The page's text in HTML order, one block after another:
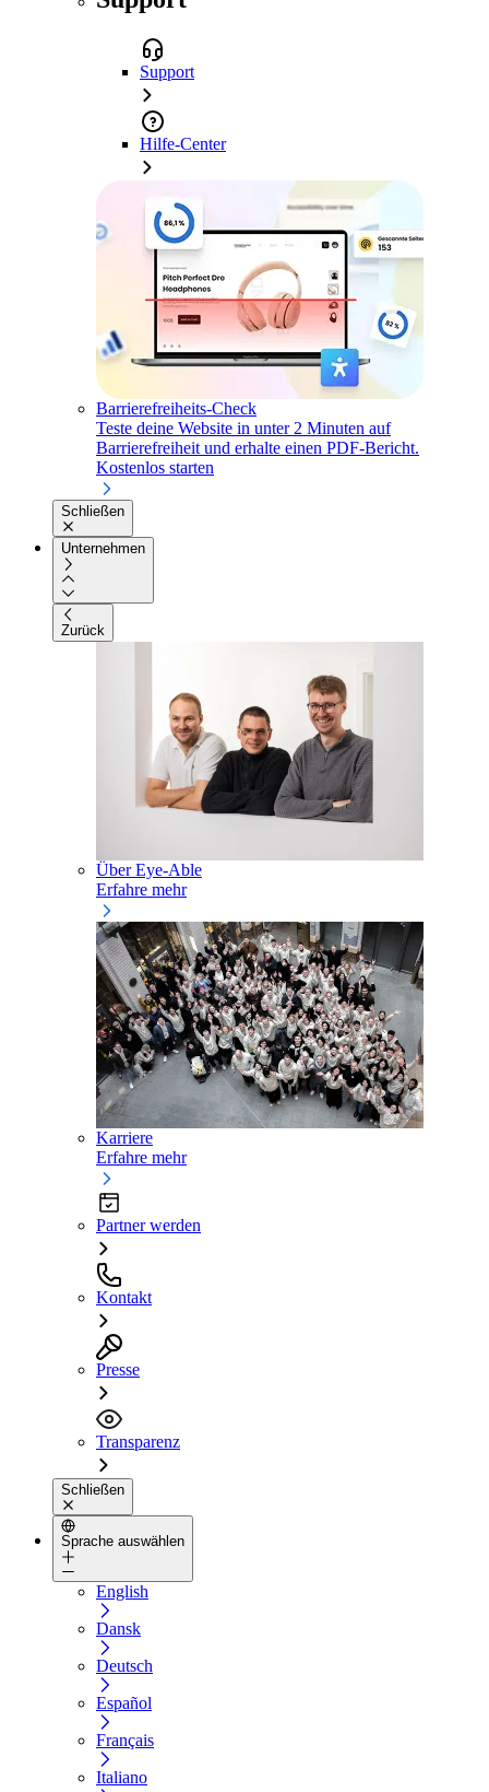
Support
Hilfe-Center
Barrierefreiheits-Check
Teste deine Website in unter 2 Minuten auf
Barrierefreiheit und erhalte einen PDF-Bericht.
Kostenlos starten
Schließen
Unternehmen
Zurück
Über Eye-Able
Erfahre mehr
Karriere
Erfahre mehr
Partner werden
Kontakt
Presse
Transparenz
Schließen
Sprache auswählen
English
Dansk
Deutsch
Español
Français
Italiano